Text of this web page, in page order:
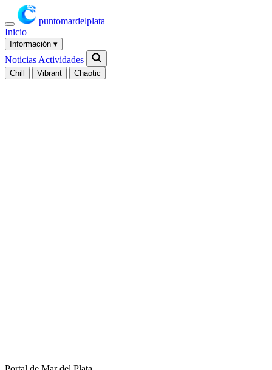
puntomardelplata
Inicio
Información ▾
Noticias Actividades
Chill Vibrant Chaotic